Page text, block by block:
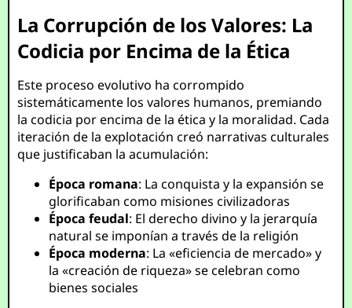
La Corrupción de los Valores: La
Codicia por Encima de la Ética
Este proceso evolutivo ha corrompido
sistemáticamente los valores humanos, premiando
la codicia por encima de la ética y la moralidad. Cada
iteración de la explotación creó narrativas culturales
que justificaban la acumulación:
Época romana: La conquista y la expansión se
glorificaban como misiones civilizadoras
Época feudal: El derecho divino y la jerarquía
natural se imponían a través de la religión
Época moderna: La «eficiencia de mercado» y
la «creación de riqueza» se celebran como
bienes sociales